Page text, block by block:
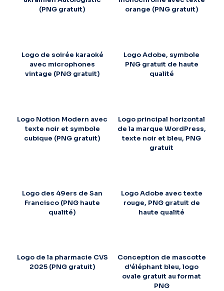
(PNG gratuit)
orange (PNG gratuit)
Logo de soirée karaoké
avec microphones
vintage (PNG gratuit)
Logo Adobe, symbole
PNG gratuit de haute
qualité
Logo Notion Modern avec
texte noir et symbole
cubique (PNG gratuit)
Logo principal horizontal
de la marque WordPress,
texte noir et bleu, PNG
gratuit
Logo des 49ers de San
Francisco (PNG haute
qualité)
Logo Adobe avec texte
rouge, PNG gratuit de
haute qualité
Logo de la pharmacie CVS
2025 (PNG gratuit)
Conception de mascotte
d'éléphant bleu, logo
ovale gratuit au format
PNG